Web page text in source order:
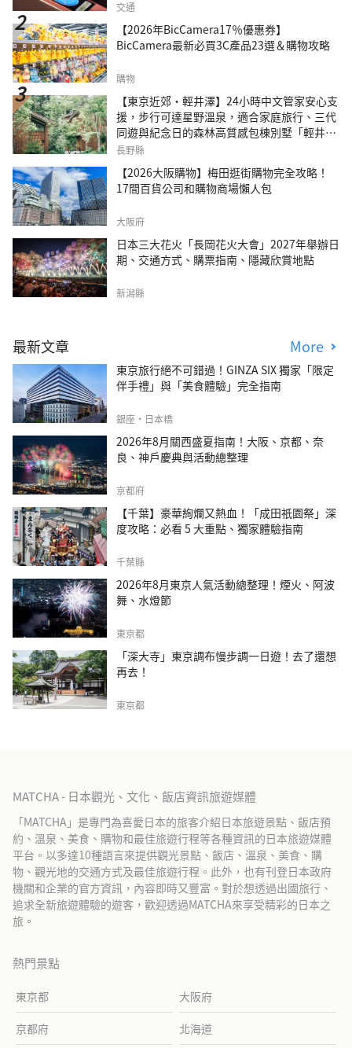
交通
【2026年BicCamera17％優惠券】
BicCamera最新必買3C產品23選＆購物攻略
購物
【東京近郊・輕井澤】24小時中文管家安心支
援，步行可達星野溫泉，適合家庭旅行、三代
同遊與紀念日的森林高質感包棟別墅「輕井澤
森四季VILLA」
長野縣
【2026大阪購物】梅田逛街購物完全攻略！
17間百貨公司和購物商場懶人包
大阪府
日本三大花火「長岡花火大會」2027年舉辦日
期、交通方式、購票指南、隱藏欣賞地點
新潟縣
最新文章 More
東京旅行絕不可錯過！GINZA SIX 獨家「限定
伴手禮」與「美食體驗」完全指南
銀座・日本橋
2026年8月關西盛夏指南！大阪、京都、奈
良、神戶慶典與活動總整理
京都府
【千葉】豪華絢爛又熱血！「成田祇園祭」深
度攻略：必看 5 大重點、獨家體驗指南
千葉縣
2026年8月東京人氣活動總整理！煙火、阿波
舞、水燈節
東京都
「深大寺」東京調布慢步調一日遊！去了還想
再去！
東京都
MATCHA - 日本觀光、文化、飯店資訊旅遊媒體
「MATCHA」是專門為喜愛日本的旅客介紹日本旅遊景點、飯店預
約、溫泉、美食、購物和最佳旅遊行程等各種資訊的日本旅遊媒體
平台。以多達10種語言來提供觀光景點、飯店、溫泉、美食、購
物、觀光地的交通方式及最佳旅遊行程。此外，也有刊登日本政府
機關和企業的官方資訊，內容即時又豐富。對於想透過出國旅行、
追求全新旅遊體驗的遊客，歡迎透過MATCHA來享受精彩的日本之
旅。
熱門景點
東京都 大阪府
京都府 北海道